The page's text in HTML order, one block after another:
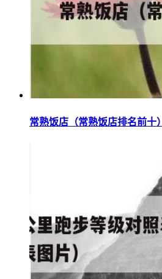
常熟饭店（常熟饭店排名前十）